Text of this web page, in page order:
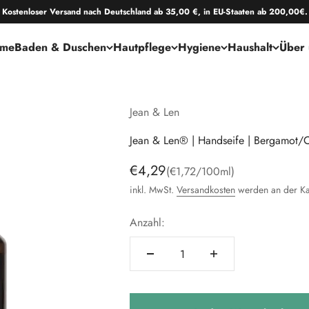
Kostenloser Versand nach Deutschland ab 35,00 €, in EU-Staaten ab 200,00€.
Baden & Duschen Hautpflege Hygiene Haushalt Über
Jean & Len
Jean & Len® | Handseife |
Angebot
€4,29(€1,72/100ml)
inkl. MwSt. Versandkosten werden an der
Anzahl: